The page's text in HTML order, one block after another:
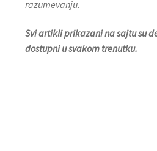
razumevanju.
Svi artikli prikazani na sajtu su
dostupni u svakom trenutku.